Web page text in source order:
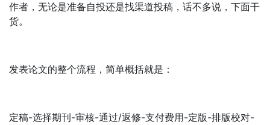
作者，无论是准备自投还是找渠道投稿，话不多说，下面干
货。
发表论文的整个流程，简单概括就是：
定稿-选择期刊-审核-通过/返修-支付费用-定版-排版校对-